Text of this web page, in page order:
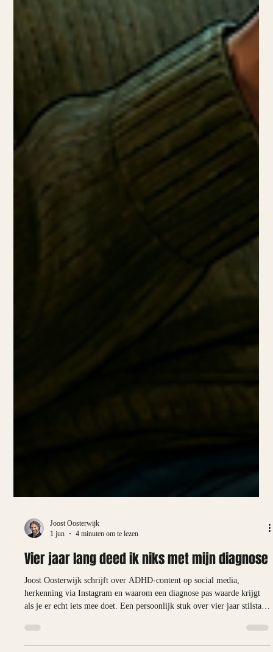
Joost Oosterwijk
1 jun
4 minuten om te lezen
Vier jaar lang deed ik niks met mijn diagnose
Joost Oosterwijk schrijft over ADHD-content op social media,
en wat daarna pas begon te bewegen.